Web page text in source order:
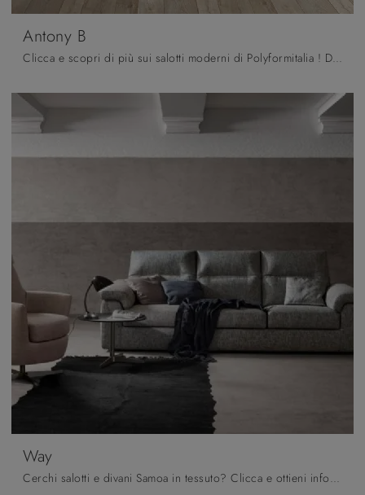
Antony B
Clicca e scopri di più sui salotti moderni di Polyformitalia ! Diversi modelli di divani, come Antony B, ti aspettano.
Way
Cerchi salotti e divani Samoa in tessuto? Clicca e ottieni informazioni sul modello Way per spazi moderni.